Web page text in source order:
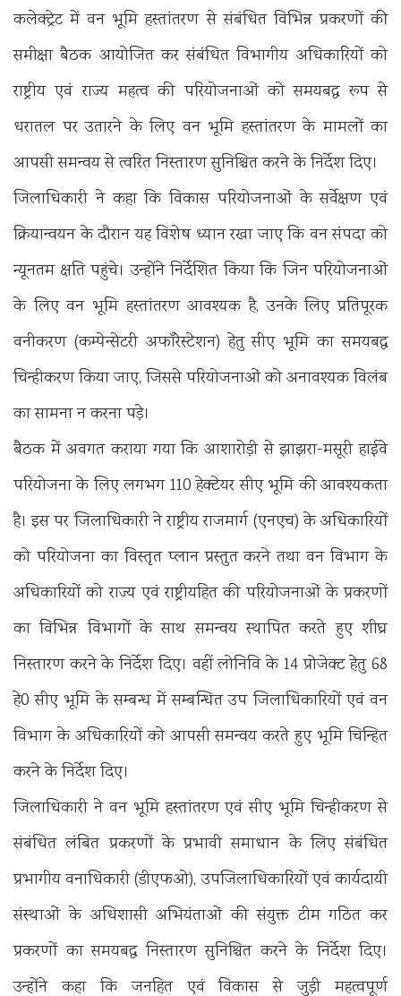
कलेक्ट्रेट में वन भूमि हस्तांतरण से संबंधित विभिन्न प्रकरणों की
समीक्षा बैठक आयोजित कर संबंधित विभागीय अधिकारियों को
राष्ट्रीय एवं राज्य महत्व की परियोजनाओं को समयबद्ध रूप से
धरातल पर उतारने के लिए वन भूमि हस्तांतरण के मामलों का
आपसी समन्वय से त्वरित निस्तारण सुनिश्चित करने के निर्देश दिए।
जिलाधिकारी ने कहा कि विकास परियोजनाओं के सर्वेक्षण एवं
क्रियान्वयन के दौरान यह विशेष ध्यान रखा जाए कि वन संपदा को
न्यूनतम क्षति पहुंचे। उन्होंने निर्देशित किया कि जिन परियोजनाओं
के लिए वन भूमि हस्तांतरण आवश्यक है, उनके लिए प्रतिपूरक
वनीकरण (कम्पेन्सेटरी अफॉरेस्टेशन) हेतु सीए भूमि का समयबद्ध
चिन्हीकरण किया जाए, जिससे परियोजनाओं को अनावश्यक विलंब
का सामना न करना पड़े।
बैठक में अवगत कराया गया कि आशारोड़ी से झाझरा-मसूरी हाईवे
परियोजना के लिए लगभग 110 हेक्टेयर सीए भूमि की आवश्यकता
है। इस पर जिलाधिकारी ने राष्ट्रीय राजमार्ग (एनएच) के अधिकारियों
को परियोजना का विस्तृत प्लान प्रस्तुत करने तथा वन विभाग के
अधिकारियों को राज्य एवं राष्ट्रीयहित की परियोजनाओं के प्रकरणों
का विभिन्न विभागों के साथ समन्वय स्थापित करते हुए शीघ्र
निस्तारण करने के निर्देश दिए। वहीं लोनिवि के 14 प्रोजेक्ट हेतु 68
हे0 सीए भूमि के सम्बन्ध में सम्बन्धित उप जिलाधिकारियों एवं वन
विभाग के अधिकारियों को आपसी समन्वय करते हुए भूमि चिन्हित
करने के निर्देश दिए।
जिलाधिकारी ने वन भूमि हस्तांतरण एवं सीए भूमि चिन्हीकरण से
संबंधित लंबित प्रकरणों के प्रभावी समाधान के लिए संबंधित
प्रभागीय वनाधिकारी (डीएफओ), उपजिलाधिकारियों एवं कार्यदायी
संस्थाओं के अधिशासी अभियंताओं की संयुक्त टीम गठित कर
प्रकरणों का समयबद्ध निस्तारण सुनिश्चित करने के निर्देश दिए।
उन्होंने कहा कि जनहित एवं विकास से जुड़ी महत्वपूर्ण